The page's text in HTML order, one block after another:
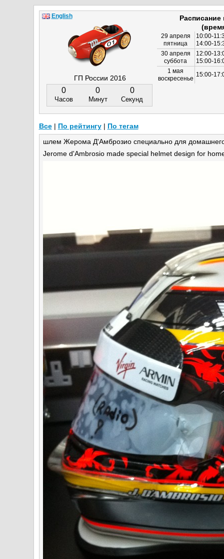
шлем Жерома Д'Амброзио специально для
Jerome d'Ambrosio made special helmet design for
ГП России 2016
0
Часов
0
Минут
0
Секунд
29 апреля
пятница
10:00-
14:00-
30 апреля
суббота
12:00-
15:00-
1 мая
воскресенье
15:00-
English
Все| По рейтингу| По тегам